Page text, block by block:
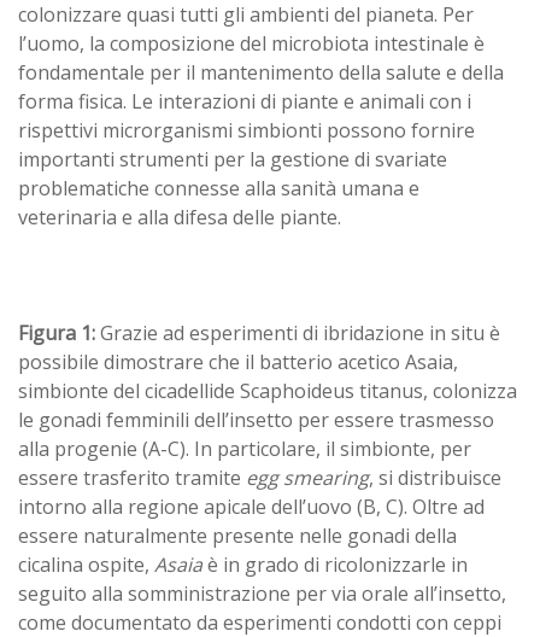
colonizzare quasi tutti gli ambienti del pianeta. Per
l’uomo, la composizione del microbiota intestinale è
fondamentale per il mantenimento della salute e della
forma fisica. Le interazioni di piante e animali con i
rispettivi microrganismi simbionti possono fornire
importanti strumenti per la gestione di svariate
problematiche connesse alla sanità umana e
veterinaria e alla difesa delle piante.
Figura 1:Grazie ad esperimenti di ibridazione in situ è
possibile dimostrare che il batterio acetico Asaia,
simbionte del cicadellide Scaphoideus titanus, colonizza
le gonadi femminili dell’insetto per essere trasmesso
alla progenie (A-C). In particolare, il simbionte, per
essere trasferito tramite egg smearing, si distribuisce
intorno alla regione apicale dell’uovo (B, C). Oltre ad
essere naturalmente presente nelle gonadi della
cicalina ospite, Asaiaè in grado di ricolonizzarle in
seguito alla somministrazione per via orale all’insetto,
come documentato da esperimenti condotti con ceppi